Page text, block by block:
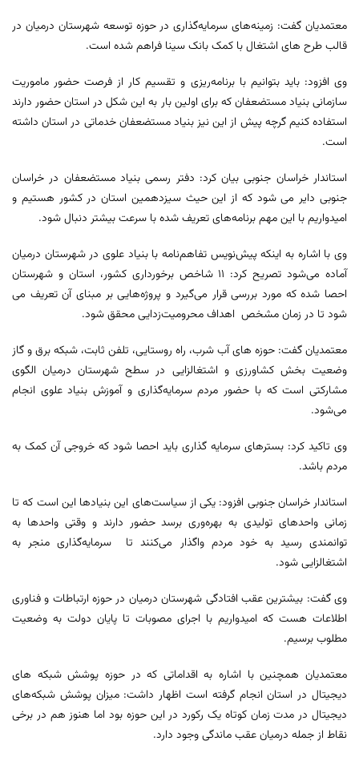
معتمدیان گفت: زمینه‌های سرمایه‌گذاری در حوزه توسعه شهرستان درمیان در
قالب طرح های اشتغال با کمک بانک سینا فراهم شده است.
وی افزود: باید بتوانیم با برنامه‌ریزی و تقسیم کار از فرصت حضور ماموریت
سازمانی بنیاد مستضعفان که برای اولین بار به این شکل در استان حضور دارند
استفاده کنیم گرچه پیش از این نیز بنیاد مستضعفان خدماتی در استان داشته
است.
استاندار خراسان جنوبی بیان کرد: دفتر رسمی بنیاد مستضعفان در خراسان
جنوبی دایر می شود که از این حیث سیزدهمین استان در کشور هستیم و
امیدواریم با این مهم برنامه‌های تعریف شده با سرعت بیشتر دنبال شود.
وی با اشاره به اینکه پیش‌نویس تفاهم‌نامه با بنیاد علوی در شهرستان درمیان
آماده می‌شود تصریح کرد: ۱۱ شاخص برخورداری کشور، استان و شهرستان
احصا شده که مورد بررسی قرار می‌گیرد و پروژه‌هایی بر مبنای آن تعریف می
شود تا در زمان مشخص اهداف محرومیت‌زدایی محقق شود.
معتمدیان گفت: حوزه های آب شرب، راه روستایی، تلفن ثابت، شبکه برق و گاز
وضعیت بخش کشاورزی و اشتغالزایی در سطح شهرستان درمیان الگوی
مشارکتی است که با حضور مردم سرمایه‌گذاری و آموزش بنیاد علوی انجام
می‌شود.
وی تاکید کرد: بسترهای سرمایه گذاری باید احصا شود که خروجی آن کمک به
مردم باشد.
استاندار خراسان جنوبی افزود: یکی از سیاست‌های این بنیادها این است که تا
زمانی واحدهای تولیدی به بهره‌وری برسد حضور دارند و وقتی واحدها به
توانمندی رسید به خود مردم واگذار می‌کنند تا سرمایه‌گذاری منجر به
اشتغالزایی شود.
وی گفت: بیشترین عقب افتادگی شهرستان درمیان در حوزه ارتباطات و فناوری
اطلاعات هست که امیدواریم با اجرای مصوبات تا پایان دولت به وضعیت
مطلوب برسیم.
معتمدیان همچنین با اشاره به اقداماتی که در حوزه پوشش شبکه های
دیجیتال در استان انجام گرفته است اظهار داشت: میزان پوشش شبکه‌های
دیجیتال در مدت زمان کوتاه یک رکورد در این حوزه بود اما هنوز هم در برخی
نقاط از جمله درمیان عقب ماندگی وجود دارد.